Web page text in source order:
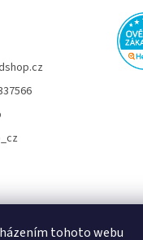
tohoto webu